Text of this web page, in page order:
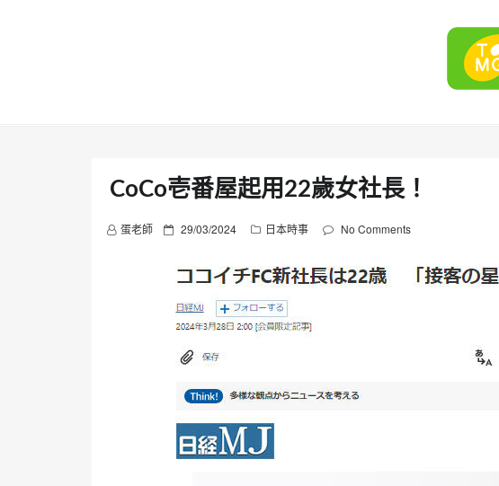
CoCo壱番屋起用22歲女社長！
蛋老師
P
d
o
29/03/2024 日本時事 No Comments